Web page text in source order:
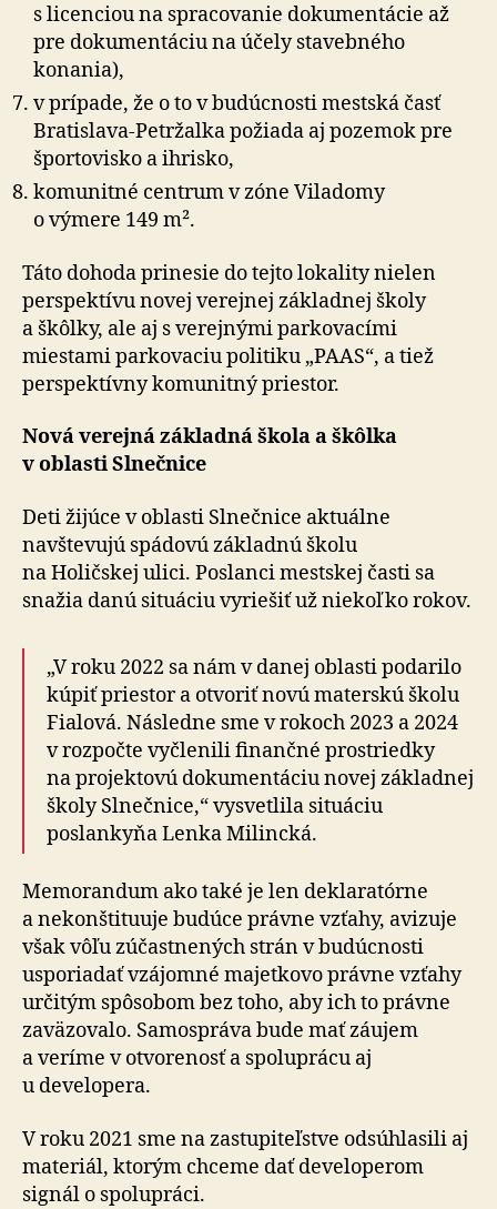
s licenciou na spracovanie dokumentácie až
pre dokumentáciu na účely stavebného
konania),
v prípade, že o to v budúcnosti mestská časť
Bratislava-Petržalka požiada aj pozemok pre
športovisko a ihrisko,
komunitné centrum v zóne Viladomy
o výmere 149 m².
Táto dohoda prinesie do tejto lokality nielen
perspektívu novej verejnej základnej školy
a škôlky, ale aj s verejnými parkovacími
miestami parkovaciu politiku „PAAS“, a tiež
perspektívny komunitný priestor.
Nová verejná základná škola a škôlka
v oblasti Slnečnice
Deti žijúce v oblasti Slnečnice aktuálne
navštevujú spádovú základnú školu
na Holičskej ulici. Poslanci mestskej časti sa
snažia danú situáciu vyriešiť už niekoľko rokov.
„V roku 2022 sa nám v danej oblasti podarilo
kúpiť priestor a otvoriť novú materskú školu
Fialová. Následne sme v rokoch 2023 a 2024
v rozpočte vyčlenili finančné prostriedky
na projektovú dokumentáciu novej základnej
školy Slnečnice,“ vysvetlila situáciu
poslankyňa Lenka Milincká.
Memorandum ako také je len deklaratórne
a nekonštituuje budúce právne vzťahy, avizuje
však vôľu zúčastnených strán v budúcnosti
usporiadať vzájomné majetkovo právne vzťahy
určitým spôsobom bez toho, aby ich to právne
zaväzovalo. Samospráva bude mať záujem
a veríme v otvorenosť a spoluprácu aj
u developera.
V roku 2021 sme na zastupiteľstve odsúhlasili aj
materiál, ktorým chceme dať developerom
signál o spolupráci.